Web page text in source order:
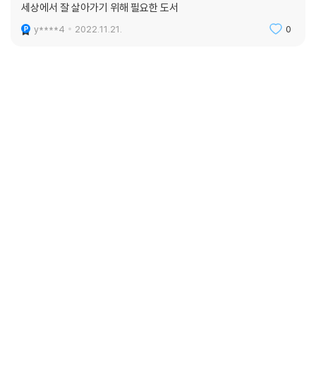
세상에서 잘 살아가기 위해 필요한 도서
y****4 2022.11.21. 0